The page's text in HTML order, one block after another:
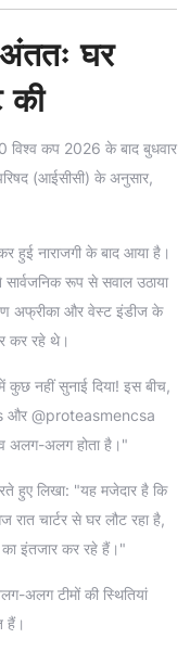
घर
की
विश्व कप 2026 के बाद बुधवार
(आईसीसी) के अनुसार,
हुई नाराजगी के बाद आया है।
रूप से सवाल उठाया
अफ्रीका और वेस्ट इंडीज के
कर रहे थे।
कुछ नहीं सुनाई दिया! इस बीच,
और @proteasmencsa
अलग-अलग होता है।"
हुए लिखा: "यह मजेदार है कि
चार्टर से घर लौट रहा है,
इंतजार कर रहे हैं।"
अलग टीमों की स्थितियां
हैं।